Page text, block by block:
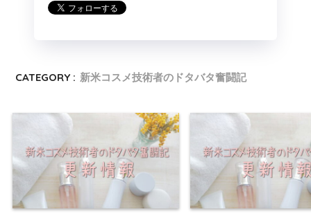
CATEGORY : 新米コスメ技術者のドタバタ奮闘記